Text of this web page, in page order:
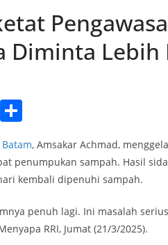
Diminta Lebih
T
ar
e
, Amsakar Achmad,
penumpukan sampah. Hasil
kembali dipenuhi sampah.
penuh lagi. Ini masalah
RRI, Jumat (21/3/2025).